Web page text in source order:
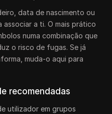
data de nascimento ou
associar a ti. O mais prático
numa combinação que
o risco de fugas. Se já
muda-o aqui para
recomendadas
utilizador em grupos